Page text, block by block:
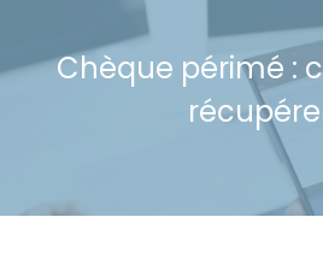
Chèque périmé :